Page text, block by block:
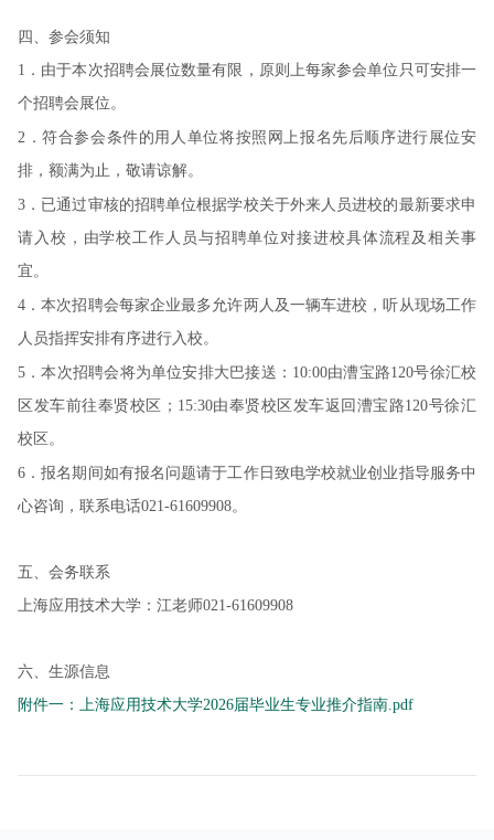
四、参会须知
1．由于本次招聘会展位数量有限，原则上每家参会单位只可安排一
个招聘会展位。
2．符合参会条件的用人单位将按照网上报名先后顺序进行展位安
排，额满为止，敬请谅解。
3．已通过审核的招聘单位根据学校关于外来人员进校的最新要求申
请入校，由学校工作人员与招聘单位对接进校具体流程及相关事
宜。
4．本次招聘会每家企业最多允许两人及一辆车进校，听从现场工作
人员指挥安排有序进行入校。
5．本次招聘会将为单位安排大巴接送：10:00由漕宝路120号徐汇校
区发车前往奉贤校区；15:30由奉贤校区发车返回漕宝路120号徐汇
校区。
6．报名期间如有报名问题请于工作日致电学校就业创业指导服务中
心咨询，联系电话021-61609908。
五、会务联系
上海应用技术大学：江老师021-61609908
六、生源信息
附件一：上海应用技术大学2026届毕业生专业推介指南.pdf